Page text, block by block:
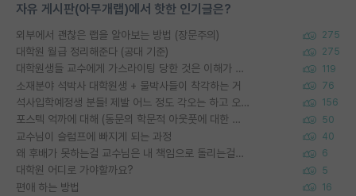
자유 게시판(아무개랩)에서 핫한 인기글은?
외부에서 괜찮은 랩을 알아보는 방법 (장문주의) 275
대학원 월급 정리해준다 (공대 기준) 275
대학원생들 교수에게 가스라이팅 당한 것은 이해가 갑니다. 안타깝네요. 119
소재분야 석박사 대학원생 + 물박사들이 착각하는 거 76
석사입학예정생 분들! 제발 어느 정도 각오는 하고 오세요. 156
포스텍 억까에 대해 (동문의 학문적 아웃풋에 대한 반박) 50
교수님이 슬럼프에 빠지게 되는 과정 40
왜 후배가 못하는걸 교수님은 내 책임으로 돌리는걸까요? 6
대학원 어디로 가야할까요? 5
편애 하는 방법 16